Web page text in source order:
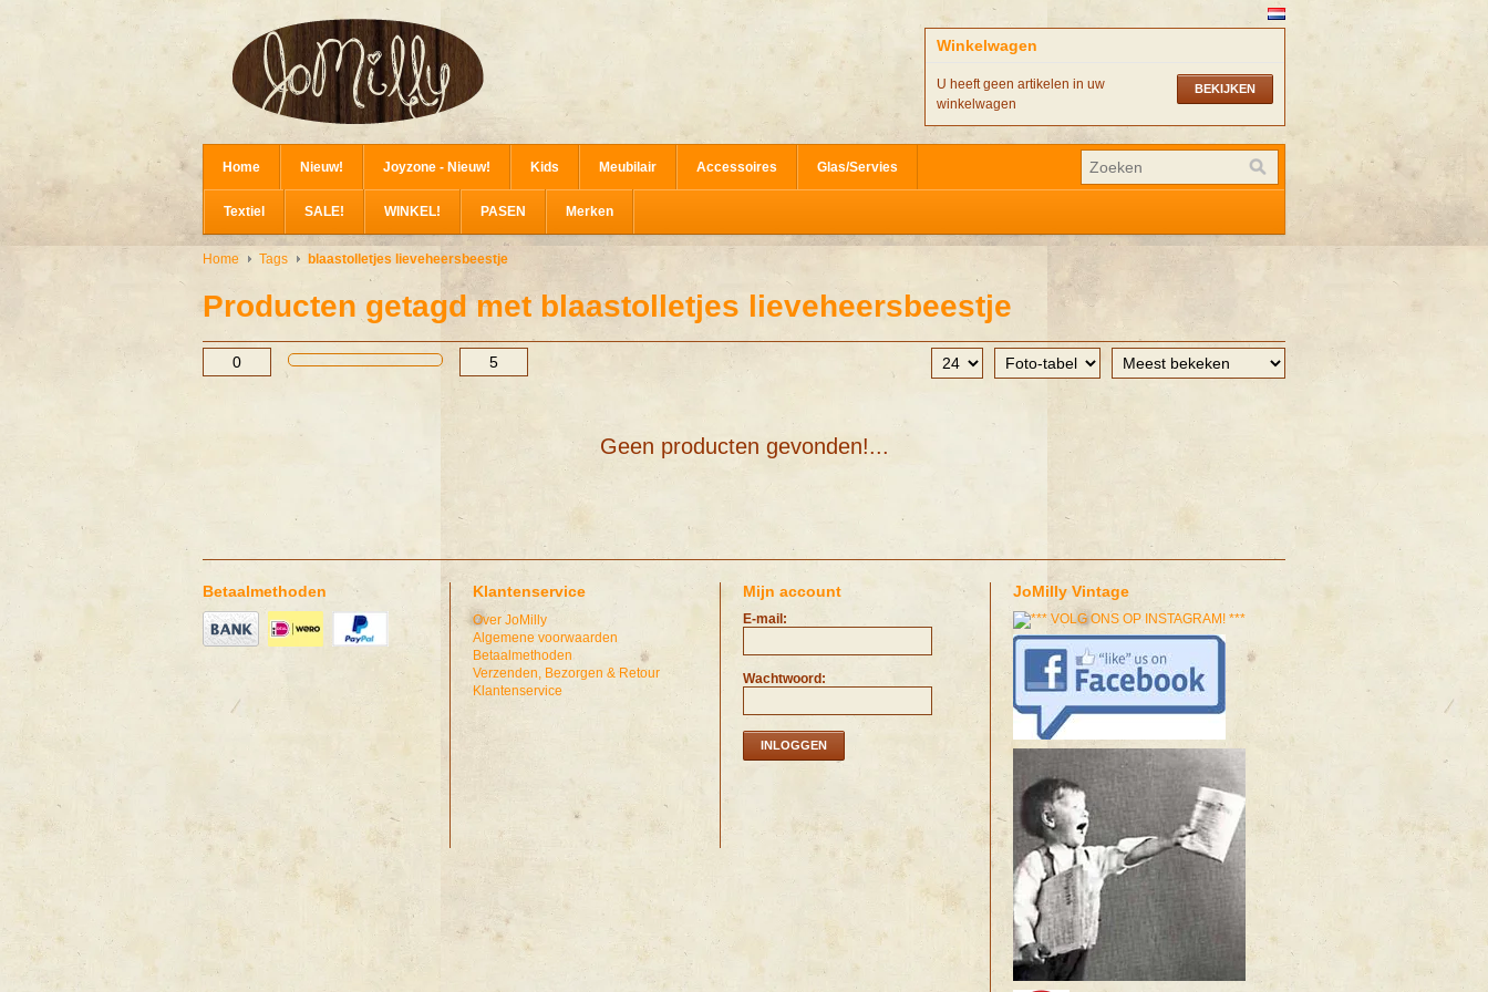
Winkelwagen
BEKIJKEN
U heeft geen artikelen in uw
winkelwagen
Home Nieuw! Joyzone - Nieuw! Kids Meubilair Accessoires Glas/Servies
Textiel SALE! WINKEL! PASEN Merken
Home Tags blaastolletjes lieveheersbeestje
Producten getagd met blaastolletjes lieveheersbeestje
Geen producten gevonden!...
Betaalmethoden Klantenservice
Over JoMilly
Algemene voorwaarden
Betaalmethoden
Verzenden, Bezorgen & Retour
Klantenservice
Mijn account
E-mail:
Wachtwoord:
INLOGGEN
JoMilly Vintage